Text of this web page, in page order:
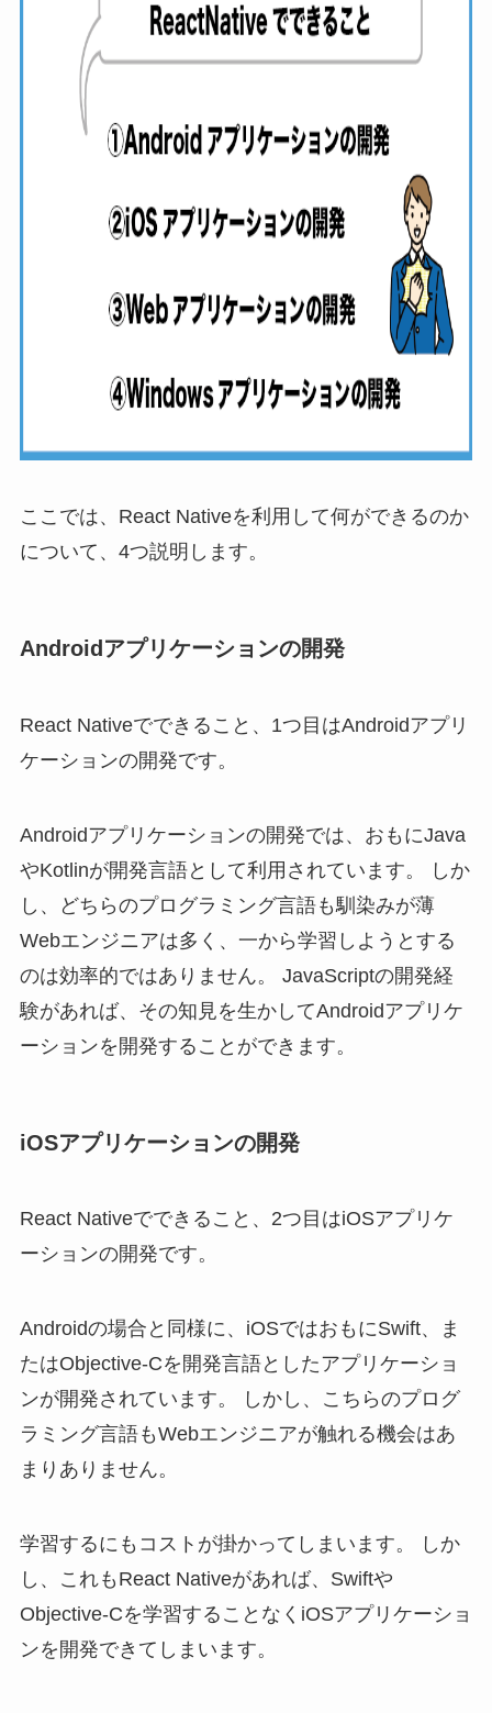
ここでは、React Nativeを利用して何ができるのか
について、4つ説明します。
Androidアプリケーションの開発
React Nativeでできること、1つ目はAndroidアプリ
ケーションの開発です。
Androidアプリケーションの開発では、おもにJava
やKotlinが開発言語として利用されています。 しか
し、どちらのプログラミング言語も馴染みが薄
Webエンジニアは多く、一から学習しようとする
のは効率的ではありません。 JavaScriptの開発経
験があれば、その知見を生かしてAndroidアプリケ
ーションを開発することができます。
iOSアプリケーションの開発
React Nativeでできること、2つ目はiOSアプリケ
ーションの開発です。
Androidの場合と同様に、iOSではおもにSwift、ま
たはObjective-Cを開発言語としたアプリケーショ
ンが開発されています。 しかし、こちらのプログ
ラミング言語もWebエンジニアが触れる機会はあ
まりありません。
学習するにもコストが掛かってしまいます。 しか
し、これもReact Nativeがあれば、Swiftや
Objective-Cを学習することなくiOSアプリケーショ
ンを開発できてしまいます。